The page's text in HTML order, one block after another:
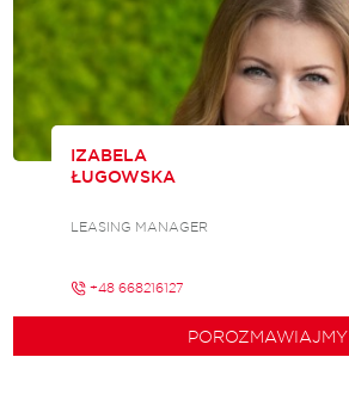
IZABELA
ŁUGOWSKA
LEASING MANAGER
+48 668216127
POROZMAWIAJMY